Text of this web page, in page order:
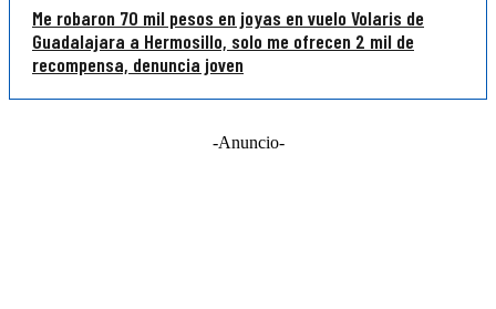
Me robaron 70 mil pesos en joyas en vuelo Volaris de
Guadalajara a Hermosillo, solo me ofrecen 2 mil de
recompensa, denuncia joven
-Anuncio-